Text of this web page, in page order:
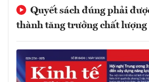
Quyết sách đúng phải
thành tăng trưởng chất lượng